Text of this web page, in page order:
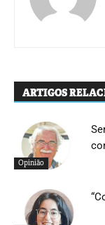
ARTIGOS
Opinião